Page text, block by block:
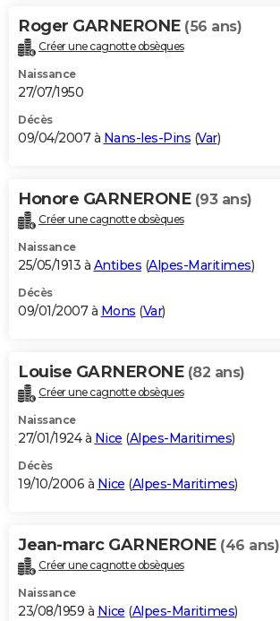
Roger GARNERONE (56 ans)
Créer une cagnotte obsèques
Naissance
27/07/1950
Décès
09/04/2007 à Nans-les-Pins (Var)
Honore GARNERONE (93 ans)
Créer une cagnotte obsèques
Naissance
25/05/1913 à Antibes (Alpes-Maritimes)
Décès
09/01/2007 à Mons (Var)
Louise GARNERONE (82 ans)
Créer une cagnotte obsèques
Naissance
27/01/1924 à Nice (Alpes-Maritimes)
Décès
19/10/2006 à Nice (Alpes-Maritimes)
Jean-marc GARNERONE (46 ans)
Créer une cagnotte obsèques
Naissance
23/08/1959 à Nice (Alpes-Maritimes)